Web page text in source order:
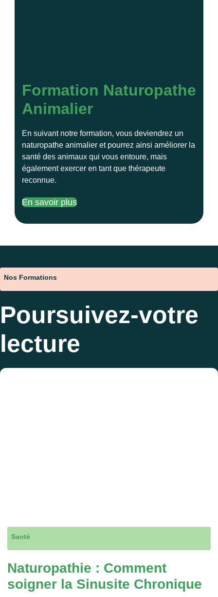
Formation Naturopathe
Animalier
En suivant notre formation, vous deviendrez un
naturopathe animalier et pourrez ainsi améliorer la
santé des animaux qui vous entoure, mais
également exercer en tant que thérapeute
reconnue.
En savoir plus
Nos Formations
Poursuivez-votre
lecture
Santé
Naturopathie : Comment
soigner la Sinusite Chronique